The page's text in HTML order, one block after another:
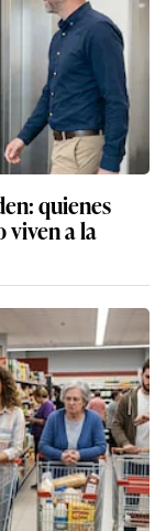
quienes
viven a la